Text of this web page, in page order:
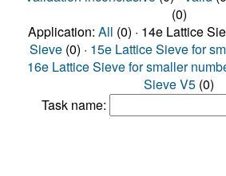
(0)
Application: All (0) · 14e Lattice
Sieve (0) · 15e Lattice Sieve for
16e Lattice Sieve for smaller
Sieve V5 (0)
Task name: